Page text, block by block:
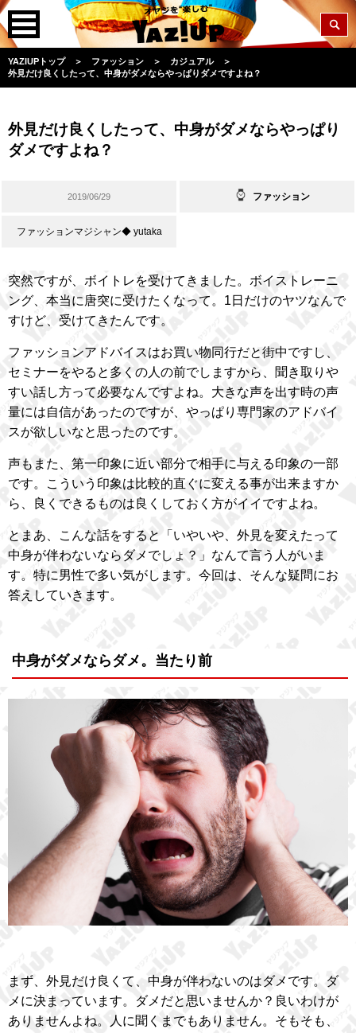
YAZIUPトップ ＞ ファッション ＞ カジュアル
＞
外見だけ良くしたって、中身がダメならやっぱりダメですよね？
外見だけ良くしたって、中身がダメならやっぱり
ダメですよね？
2019/06/29 ファッション
ファッションマジシャン◆ yutaka
突然ですが、ボイトレを受けてきました。ボイストレーニ
ング、本当に唐突に受けたくなって。1日だけのヤツなんで
すけど、受けてきたんです。
ファッションアドバイスはお買い物同行だと街中ですし、
セミナーをやると多くの人の前でしますから、聞き取りや
すい話し方って必要なんですよね。大きな声を出す時の声
量には自信があったのですが、やっぱり専門家のアドバイ
スが欲しいなと思ったのです。
声もまた、第一印象に近い部分で相手に与える印象の一部
です。こういう印象は比較的直ぐに変える事が出来ますか
ら、良くできるものは良くしておく方がイイですよね。
とまあ、こんな話をすると「いやいや、外見を変えたって
中身が伴わないならダメでしょ？」なんて言う人がいま
す。特に男性で多い気がします。今回は、そんな疑問にお
答えしていきます。
中身がダメならダメ。当たり前
まず、外見だけ良くて、中身が伴わないのはダメです。ダ
メに決まっています。ダメだと思いませんか？良いわけが
ありませんよね。人に聞くまでもありません。そもそも、